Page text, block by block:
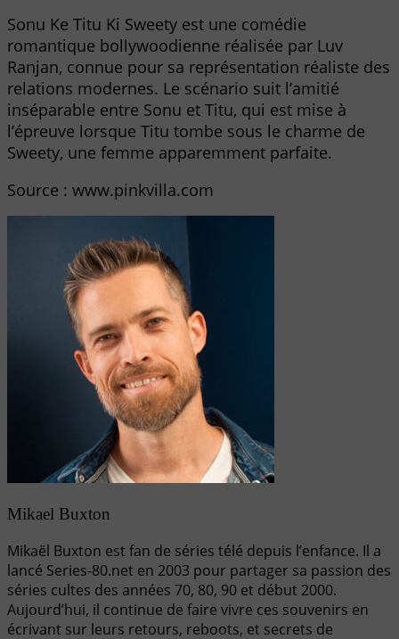
Sonu Ke Titu Ki Sweety est une comédie
romantique bollywoodienne réalisée par Luv
Ranjan, connue pour sa représentation réaliste des
relations modernes. Le scénario suit l’amitié
inséparable entre Sonu et Titu, qui est mise à
l’épreuve lorsque Titu tombe sous le charme de
Sweety, une femme apparemment parfaite.
Source : www.pinkvilla.com
Mikael Buxton
Mikaël Buxton est fan de séries télé depuis l’enfance. Il a
lancé Series-80.net en 2003 pour partager sa passion des
séries cultes des années 70, 80, 90 et début 2000.
Aujourd’hui, il continue de faire vivre ces souvenirs en
écrivant sur leurs retours, reboots, et secrets de